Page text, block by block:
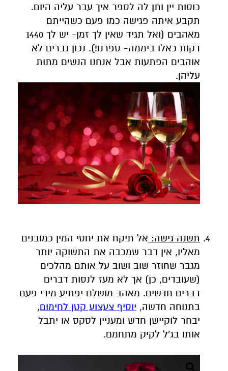
כוסות יין ותן לה לספר איך עבר עליה היום.
תקבע איתה פגישה כמו פעם כשהייתם
מאהבים (ואל תגיד שאין לך זמן- יש לך 1440
דקות כאלו ביממה- ספרנו!). נכון גברים לא
אוהבים הפתעות אבל אנחנו הנשים מתות
עליהן.
תשנה גישה: אל תיקח את יחסי המין כמובנים
מאליו, אין דבר שמכבה את התשוקה יותר
מגבר שחוזר שוב ושוב על אותם מהלכים
(שעובדים, כן) אך לא מעז לנסות דברים
דברים חדשים. מאהב מושלם יפתיע מידי פעם
בתנוחה חדשה, יוסיף צעצוע קטן לחימום,
יבחר לוקיישן חדש ומעניין לסקס או יתבל
אותו בג'ל לקיק מתחמם.